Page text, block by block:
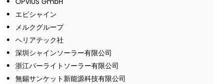
エピシャイン
メルクグループ
ヘリアテック社
深圳シャインソーラー有限公司
浙江パーライトソーラー有限公司
無錫サンケット新能源科技有限公司